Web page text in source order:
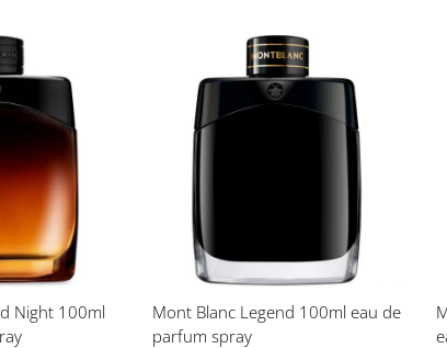
Night 100ml
Voeg
toe
aan
verlanglijst
Mont Blanc Legend 100ml eau de
parfum spray